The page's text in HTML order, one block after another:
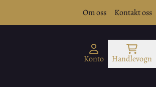
Om oss Kontakt oss
Konto Handlevogn